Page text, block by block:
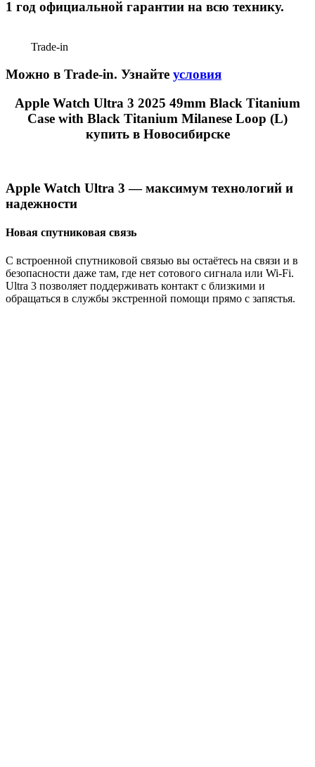
1 год официальной гарантии на всю технику.
Trade-in
Можно в Trade-in. Узнайте условия
Apple Watch Ultra 3 2025 49mm Black Titanium
Case with Black Titanium Milanese Loop (L)
купить в Новосибирске
Apple Watch Ultra 3 — максимум технологий и
надежности
Новая спутниковая связь
С встроенной спутниковой связью вы остаётесь на связи и в
безопасности даже там, где нет сотового сигнала или Wi-Fi.
Ultra 3 позволяет поддерживать контакт с близкими и
обращаться в службы экстренной помощи прямо с запястья.